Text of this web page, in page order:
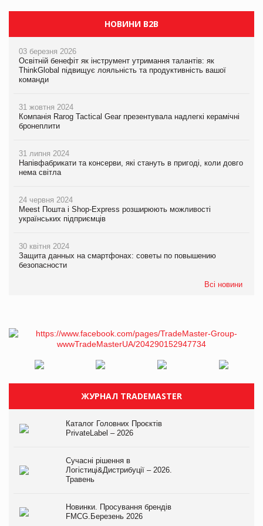
НОВИНИ B2B
03 березня 2026
Освітній бенефіт як інструмент утримання талантів: як
ThinkGlobal підвищує лояльність та продуктивність вашої
команди
31 жовтня 2024
Компанія Rarog Tactical Gear презентувала надлегкі керамічні
бронеплити
31 липня 2024
Напівфабрикати та консерви, які стануть в пригоді, коли довго
нема світла
24 червня 2024
Meest Пошта і Shop-Express розширюють можливості
українських підприємців
30 квітня 2024
Защита данных на смартфонах: советы по повышению
безопасности
Всі новини
ЖУРНАЛ TRADEMASTER
Каталог Головних Проєктів
PrivateLabel – 2026
Сучасні рішення в
Логістиці&Дистрибуції – 2026.
Травень
Новинки. Просування брендів
FMCG.Березень 2026